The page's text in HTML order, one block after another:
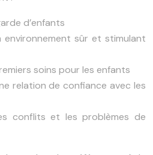
d’enfants
sûr et stimulant
soins pour les enfants
relation de confiance avec les
conflits et les problèmes de